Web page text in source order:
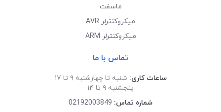
ماسفت
میکروکنترلر AVR
میکروکنترلر ARM
تماس با ما
ساعات کاری: شنبه تا چهارشنبه ۹ تا ۱۷
پنجشنبه ۹ تا ۱۴
شماره تماس: 02192003849